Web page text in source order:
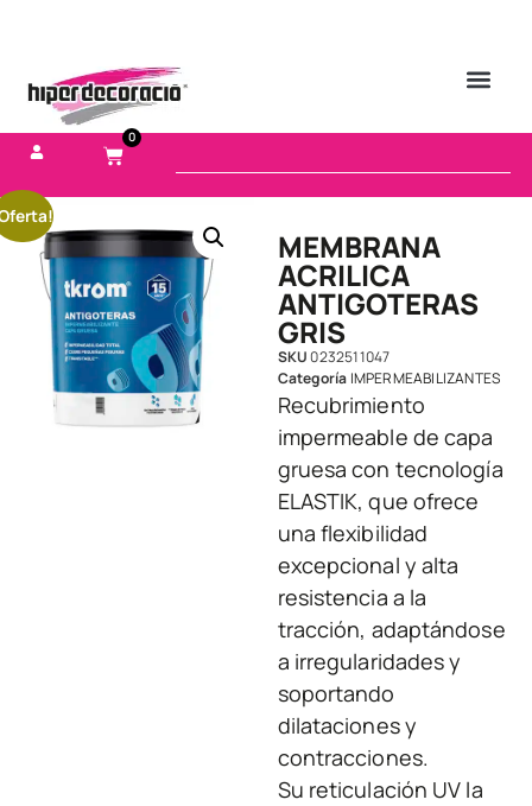
0
MEMBRANA
ACRILICA
ANTIGOTERAS
GRIS
SKU0232511047
Categoría IMPERMEABILIZANTES
Recubrimiento
impermeable de capa
gruesa con tecnología
ELASTIK, que ofrece
una flexibilidad
excepcional y alta
resistencia a la
tracción, adaptándose
a irregularidades y
soportando
dilataciones y
contracciones.
Su reticulación UV la